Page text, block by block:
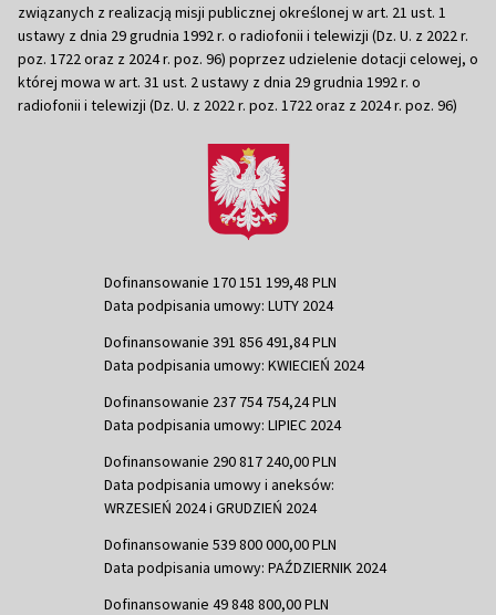
związanych z realizacją misji publicznej określonej w art. 21 ust. 1
ustawy z dnia 29 grudnia 1992 r. o radiofonii i telewizji (Dz. U. z 2022 r.
poz. 1722 oraz z 2024 r. poz. 96) poprzez udzielenie dotacji celowej, o
której mowa w art. 31 ust. 2 ustawy z dnia 29 grudnia 1992 r. o
radiofonii i telewizji (Dz. U. z 2022 r. poz. 1722 oraz z 2024 r. poz. 96)
Dofinansowanie 170 151 199,48 PLN
Data podpisania umowy: LUTY 2024
Dofinansowanie 391 856 491,84 PLN
Data podpisania umowy: KWIECIEŃ 2024
Dofinansowanie 237 754 754,24 PLN
Data podpisania umowy: LIPIEC 2024
Dofinansowanie 290 817 240,00 PLN
Data podpisania umowy i aneksów:
WRZESIEŃ 2024 i GRUDZIEŃ 2024
Dofinansowanie 539 800 000,00 PLN
Data podpisania umowy: PAŹDZIERNIK 2024
Dofinansowanie 49 848 800,00 PLN